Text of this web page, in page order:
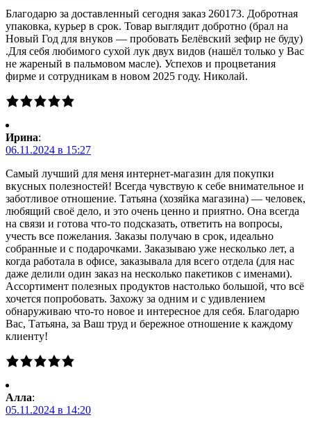
Благодарю за доставленный сегодня заказ 260173. Добротная
упаковка, курьер в срок. Товар выглядит добротно (брал на
Новый Год для внуков — пробовать Белёвский зефир не буду)
.Для себя любимого сухой лук двух видов (нашёл только у Вас
не жареный в пальмовом масле). Успехов и процветания
фирме и сотрудникам в новом 2025 году. Николай.
Ирина:
06.11.2024 в 15:27
Самый лучший для меня интернет-магазин для покупки
вкусных полезностей! Всегда чувствую к себе внимательное и
заботливое отношение. Татьяна (хозяйка магазина) — человек,
любящий своё дело, и это очень ценно и приятно. Она всегда
на связи и готова что-то подсказать, ответить на вопросы,
учесть все пожелания. Заказы получаю в срок, идеально
собранные и с подарочками. Заказываю уже несколько лет, а
когда работала в офисе, заказывала для всего отдела (для нас
даже делили один заказ на несколько пакетиков с именами).
Ассортимент полезных продуктов настолько большой, что всё
хочется попробовать. Захожу за одним и с удивлением
обнаруживаю что-то новое и интересное для себя. Благодарю
Вас, Татьяна, за Ваш труд и бережное отношение к каждому
клиенту!
Алла:
05.11.2024 в 14:20